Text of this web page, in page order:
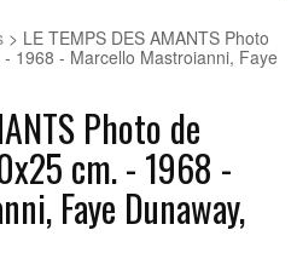
> LE TEMPS DES AMANTS Photo
1968 - Marcello Mastroianni, Faye
Photo de
cm. - 1968 -
Faye Dunaway,